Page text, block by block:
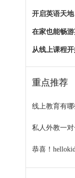
开启英语天
在家也能畅
从线上课程
重点推荐
线上教育有
私人外教一
恭喜！